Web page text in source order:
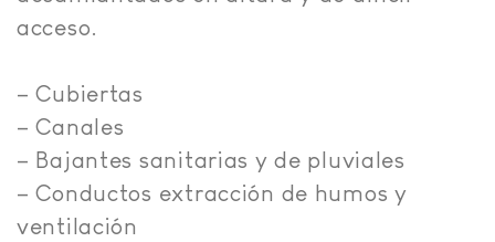
acceso.
– Cubiertas
– Canales
– Bajantes sanitarias y de pluviales
– Conductos extracción de humos y
ventilación